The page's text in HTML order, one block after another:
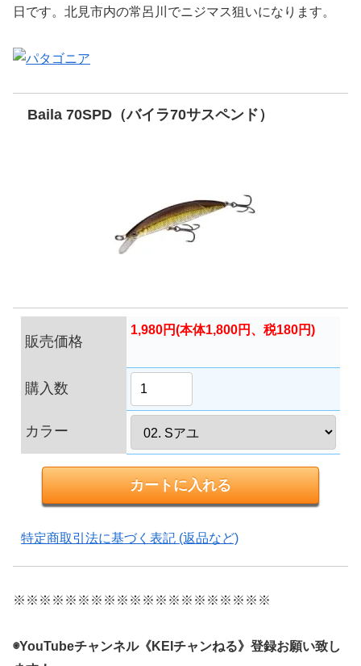
日です。北見市内の常呂川でニジマス狙いになります。
Baila 70SPD（バイラ70サスペンド）
販売価格
1,980円(本体1,800円、税180円)
購入数
カラー
特定商取引法に基づく表記 (返品など)
※※※※※※※※※※※※※※※※※※※※
◉YouTubeチャンネル《KEIチャンねる》登録お願い致し